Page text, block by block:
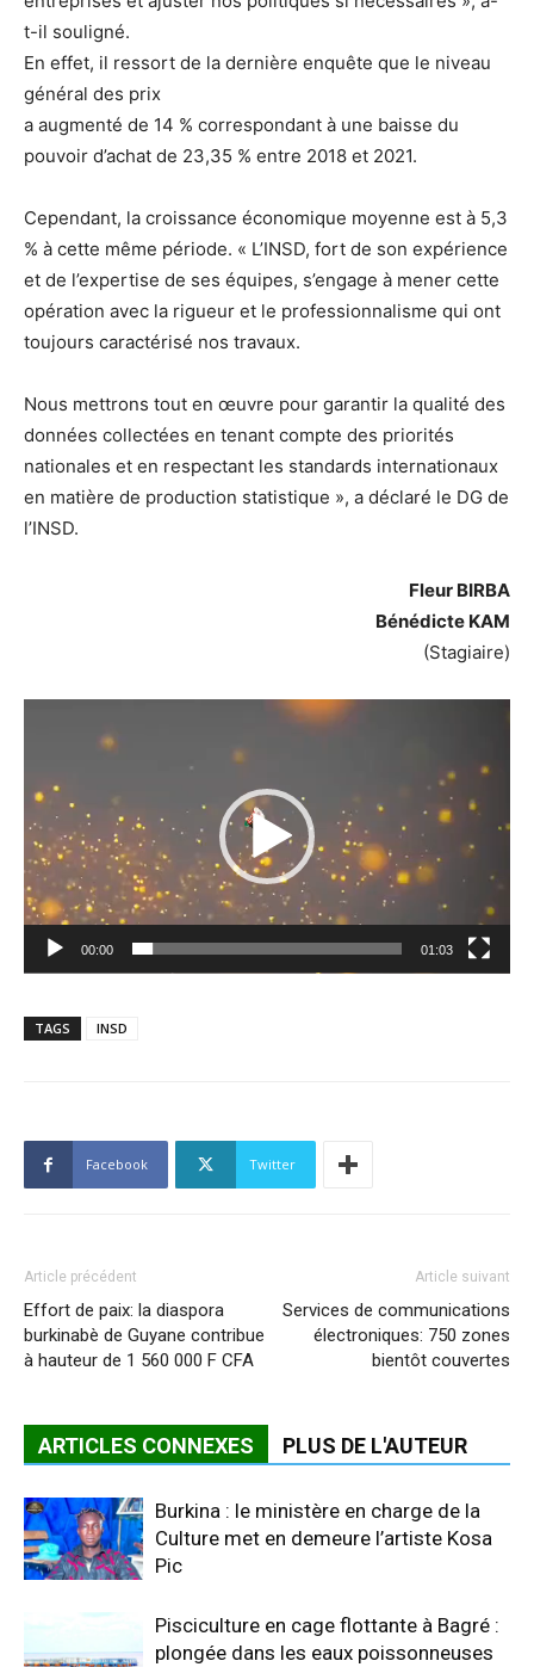
t-il souligné.
En effet, il ressort de la dernière enquête que le niveau
général des prix
a augmenté de 14 % correspondant à une baisse du
pouvoir d’achat de 23,35 % entre 2018 et 2021.
Cependant, la croissance économique moyenne est à 5,3
% à cette même période. « L’INSD, fort de son expérience
et de l’expertise de ses équipes, s’engage à mener cette
opération avec la rigueur et le professionnalisme qui ont
toujours caractérisé nos travaux.
Nous mettrons tout en œuvre pour garantir la qualité des
données collectées en tenant compte des priorités
nationales et en respectant les standards internationaux
en matière de production statistique », a déclaré le DG de
l’INSD.
Fleur BIRBA
Bénédicte KAM
(Stagiaire)
Lecteur
00:00 01:03
TAGS INSD
Facebook Twitter
Article précédent
Effort de paix: la diaspora
burkinabè de Guyane contribue
à hauteur de 1 560 000 F CFA
Article suivant
Services de communications
électroniques: 750 zones
bientôt couvertes
ARTICLES CONNEXES PLUS DE L'AUTEUR
Burkina : le ministère en charge de la
Culture met en demeure l’artiste Kosa
Pic
Pisciculture en cage flottante à Bagré :
plongée dans les eaux poissonneuses